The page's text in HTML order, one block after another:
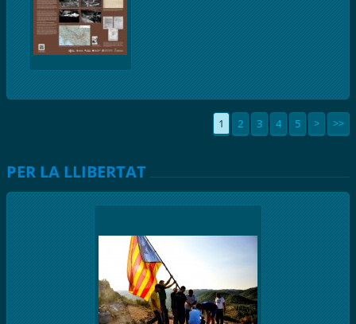
1 2 3 4 5 > >>
PER LA LLIBERTAT